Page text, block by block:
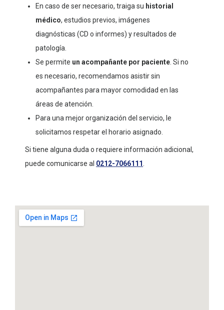
En caso de ser necesario, traiga su historial
médico, estudios previos, imágenes
diagnósticas (CD o informes) y resultados de
patología.
Se permite un acompañante por paciente . Si no
es necesario, recomendamos asistir sin
acompañantes para mayor comodidad en las
áreas de atención.
Para una mejor organización del servicio, le
solicitamos respetar el horario asignado.
Si tiene alguna duda o requiere información adicional,
puede comunicarse al 0212-7066111